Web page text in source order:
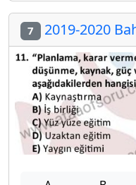
7 2019-2020